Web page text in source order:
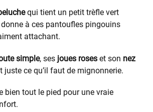
qui tient un petit trèfle vert
à ces pantoufles pingouins
attachant.
simple, ses joues roses et son nez
ce qu’il faut de mignonnerie.
bien tout le pied pour une vraie